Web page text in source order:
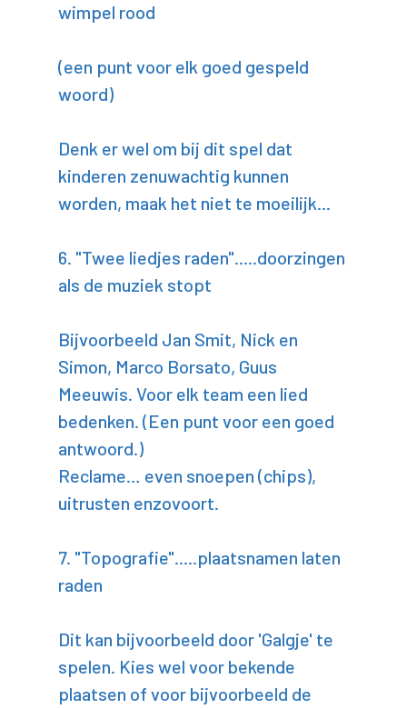
wimpel rood
(een punt voor elk goed gespeld
woord)
Denk er wel om bij dit spel dat
kinderen zenuwachtig kunnen
worden, maak het niet te moeilijk...
6. "Twee liedjes raden".....doorzingen
als de muziek stopt
Bijvoorbeeld Jan Smit, Nick en
Simon, Marco Borsato, Guus
Meeuwis. Voor elk team een lied
bedenken. (Een punt voor een goed
antwoord.)
Reclame… even snoepen (chips),
uitrusten enzovoort.
7. "Topografie".....plaatsnamen laten
raden
Dit kan bijvoorbeeld door 'Galgje' te
spelen. Kies wel voor bekende
plaatsen of voor bijvoorbeeld de